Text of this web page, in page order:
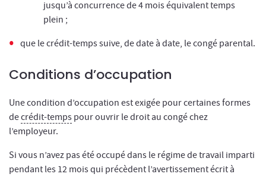
jusqu’à concurrence de 4 mois équivalent temps
plein ;
que le crédit-temps suive, de date à date, le congé parental.
Conditions d’occupation
Une condition d’occupation est exigée pour certaines formes
decrédit-temps pour ouvrir le droit au congé chez
l’employeur.
Si vous n’avez pas été occupé dans le régime de travail imparti
pendant les 12 mois qui précèdent l’avertissement écrit à